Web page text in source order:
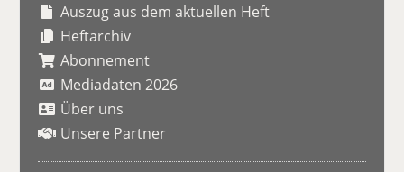
Auszug aus dem aktuellen Heft
Heftarchiv
Abonnement
Mediadaten 2026
Über uns
Unsere Partner